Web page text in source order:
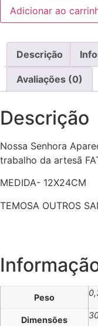
Adicionar ao
Descrição
Avaliações (0)
Descrição
Nossa Senhora
trabalho da artesã
MEDIDA- 12X24CM
TEMOSA OUTROS
Peso
Dimensões